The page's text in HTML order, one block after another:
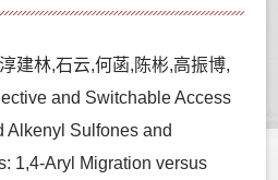
建林,石云,何菡,陈彬,高振博,
and Switchable Access
Alkenyl Sulfones and
1,4-Aryl Migration versus